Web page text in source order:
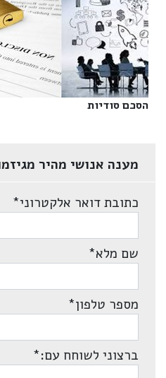
הסכם סודיות‎
מענה אנושי מהיר
כתובת דואר אלקטרוני*
שם מלא*
מספר טלפון*
ברצוני לשוחח עם:*